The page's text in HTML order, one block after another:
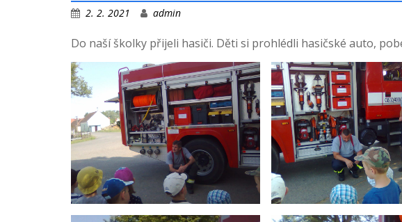
2. 2. 2021 admin
Do naší školky přijeli hasiči. Děti si prohlédli hasičské auto,